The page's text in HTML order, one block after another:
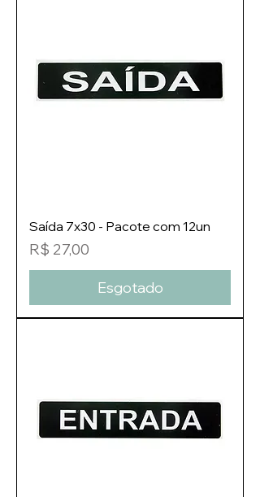
Saída 7x30 - Pacote com 12un
Preço
R$ 27,00
Esgotado